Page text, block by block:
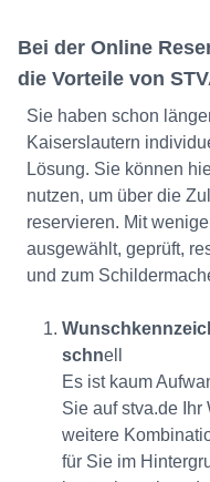
Bei der Online
die Vorteile von
Sie haben schon
Kaiserslautern
Lösung. Sie können
nutzen, um über die
reservieren. Mit
ausgewählt, geprüft,
und zum
schnell
Es ist kaum
Sie auf stva.de
weitere
für Sie im